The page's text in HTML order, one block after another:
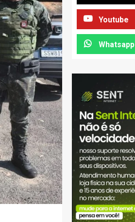
Youtube
Whatsapp